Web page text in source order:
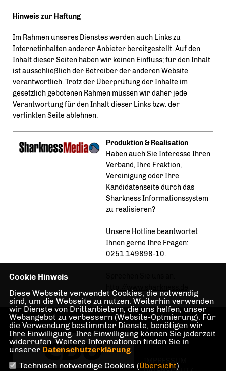
Hinweis zur Haftung
Im Rahmen unseres Dienstes werden auch Links zu
Internetinhalten anderer Anbieter bereitgestellt. Auf den
Inhalt dieser Seiten haben wir keinen Einfluss; für den Inhalt
ist ausschließlich der Betreiber der anderen Website
verantwortlich. Trotz der Überprüfung der Inhalte im
gesetzlich gebotenen Rahmen müssen wir daher jede
Verantwortung für den Inhalt dieser Links bzw. der
verlinkten Seite ablehnen.
Produktion & Realisation
Haben auch Sie Interesse Ihren
Verband, Ihre Fraktion,
Vereinigung oder Ihre
Kandidatenseite durch das
Sharkness Informationssystem
zu realisieren?
Unsere Hotline beantwortet
Ihnen gerne Ihre Fragen:
0251.149898-10.
IMPRESSUM
Cookie Hinweis
Diese Webseite verwendet Cookies, die notwendig
sind, um die Webseite zu nutzen. Weiterhin verwenden
wir Dienste von Drittanbietern, die uns helfen, unser
Webangebot zu verbessern (Website-Optmierung). Für
die Verwendung bestimmter Dienste, benötigen wir
Ihre Einwilligung. Ihre Einwilligung können Sie jederzeit
widerrufen. Weitere Informationen finden Sie in
unserer Datenschutzerklärung.
Technisch notwendige Cookies (Übersicht)